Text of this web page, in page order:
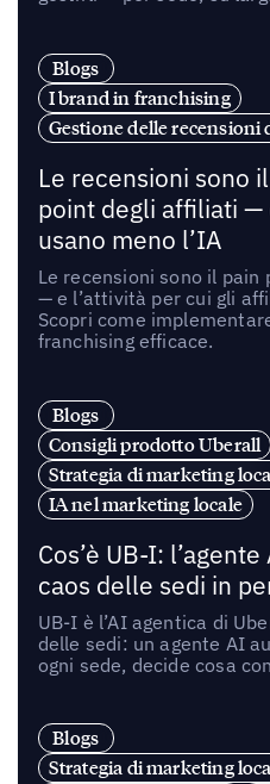
Blogs
I brand in franchising
Gestione delle recensioni
Le recensioni sono
point degli affiliati —
usano meno l’IA
Le recensioni sono il pain
— e l’attività per cui gli
Scopri come
franchising efficace.
Blogs
Consigli prodotto Uberall
Strategia di marketing
IA nel marketing locale
Cos’è UB-I:
caos delle sedi in
UB-I è l’AI agentica di
delle sedi: un agente AI
ogni sede, decide cosa
Blogs
Strategia di marketing